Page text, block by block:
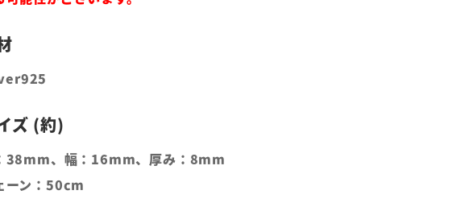
38mm、幅：16mm、厚み：8mm
ーン：50cm